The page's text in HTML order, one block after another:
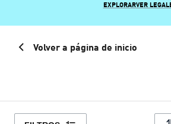
EXPLORARVER
Volver a página de inicio